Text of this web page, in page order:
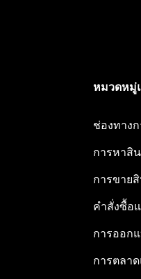
หมวดหมู่
ช่องทาง
การหาสิ
การขาย
คำสั่งซื้อ
การออก
การตลา